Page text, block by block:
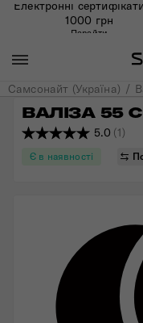
Електронні
1000 грн
Перейти
Самсонайт (Україна)
Є в наявності
ВАЛІЗА 55
5.0 (1)